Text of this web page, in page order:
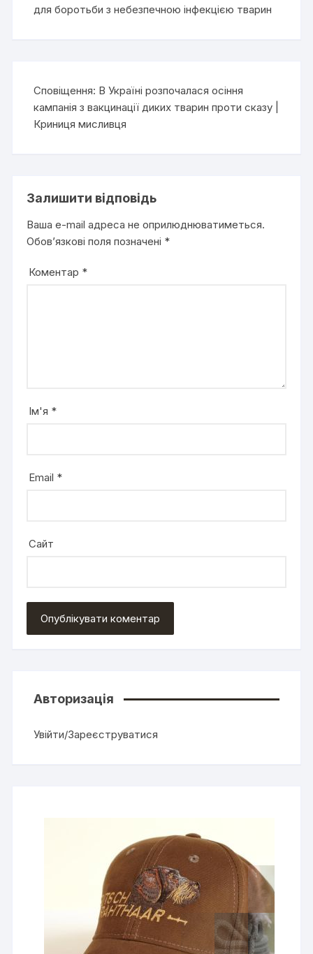
для боротьби з небезпечною інфекцією тварин
Сповіщення: В Україні розпочалася осіння
кампанія з вакцинації диких тварин проти сказу |
Криниця мисливця
Залишити відповідь
Ваша e-mail адреса не оприлюднюватиметься.
Обов’язкові поля позначені *
Коментар *
Ім'я *
Email *
Сайт
Авторизація
Увійти/Зареєструватися